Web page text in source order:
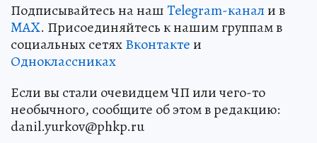
Подписывайтесь на нашTelegram-канали в
MAX. Присоединяйтесь к нашим группам в
социальных сетяхВконтактеи
Одноклассниках
Если вы стали очевидцем ЧП или чего-то
необычного, сообщите об этом в редакцию:
danil.yurkov@phkp.ru